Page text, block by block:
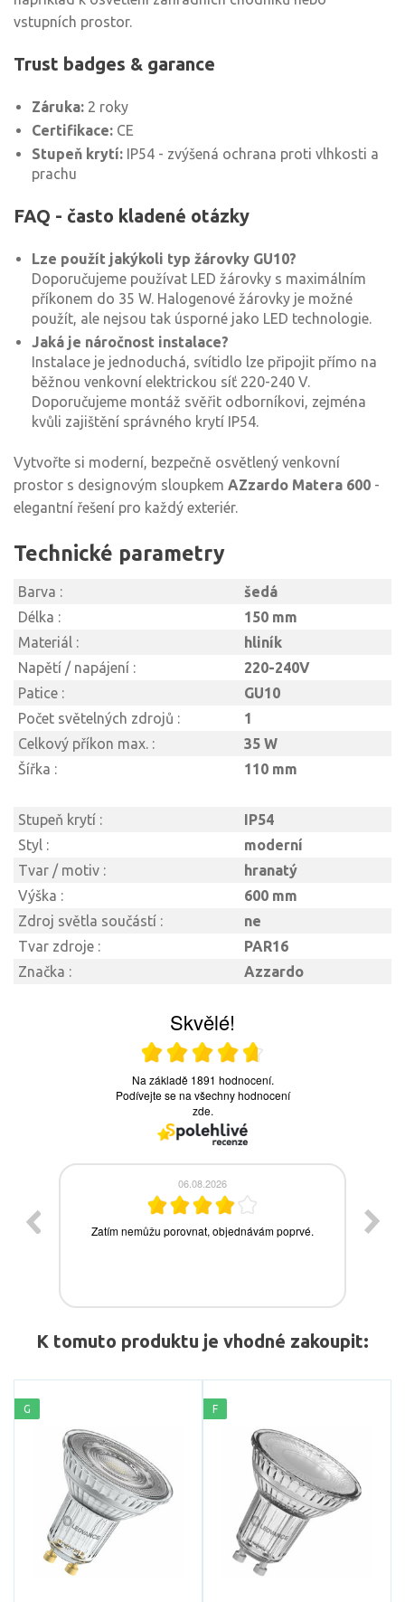
vstupních prostor.
Trust badges & garance
Záruka: 2 roky
Certifikace: CE
Stupeň krytí: IP54 - zvýšená ochrana proti vlhkosti a
prachu
FAQ - často kladené otázky
Lze použít jakýkoli typ žárovky GU10?
Doporučujeme používat LED žárovky s maximálním
příkonem do 35 W. Halogenové žárovky je možné
použít, ale nejsou tak úsporné jako LED technologie.
Jaká je náročnost instalace?
Instalace je jednoduchá, svítidlo lze připojit přímo na
běžnou venkovní elektrickou síť 220-240 V.
Doporučujeme montáž svěřit odborníkovi, zejména
kvůli zajištění správného krytí IP54.
Vytvořte si moderní, bezpečně osvětlený venkovní
prostor s designovým sloupkem AZzardo Matera 600 -
elegantní řešení pro každý exteriér.
Technické parametry
Barva :
šedá
Délka :
150 mm
Materiál :
hliník
Napětí / napájení :
220-240V
Patice :
GU10
Počet světelných zdrojů :
1
Celkový příkon max. :
35 W
Šířka :
110 mm
Stupeň krytí :
IP54
Styl :
moderní
Tvar / motiv :
hranatý
Výška :
600 mm
Zdroj světla součástí :
ne
Tvar zdroje :
PAR16
Značka :
Azzardo
K tomuto produktu je vhodné zakoupit:
G F